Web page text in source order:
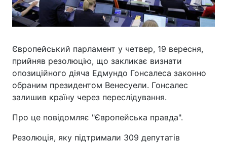
Європейський парламент у четвер, 19 вересня,
прийняв резолюцію, що закликає визнати
опозиційного діяча Едмундо Гонсалеса законно
обраним президентом Венесуели. Гонсалес
залишив країну через переслідування.
Про це повідомляє "Європейська правда".
Резолюція, яку підтримали 309 депутатів